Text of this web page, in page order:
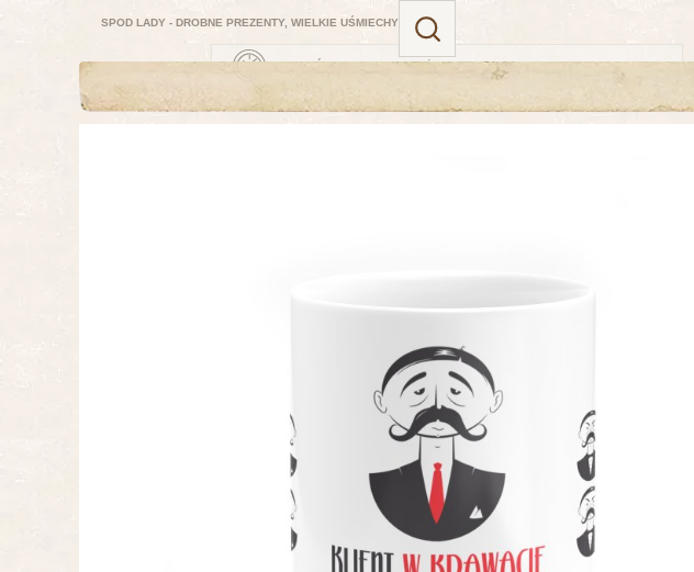
ZAMÓW TERAZ — NAJBLIŻSZA DOSTAWA: PONIEDZIAŁEK, 10 SIERPNIA
SPOD LADY - DROBNE PREZENTY, WIELKIE UŚMIECHY